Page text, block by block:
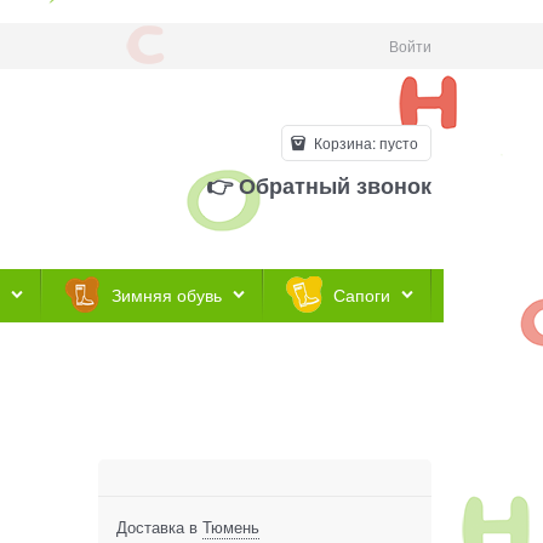
Войти
Корзина:пусто
👉 Обратный звонок
Зимняя обувь Сапоги
Доставка в Тюмень